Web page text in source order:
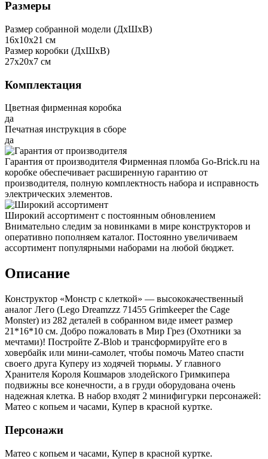
Размеры
Размер собранной модели (ДxШxВ)
16x10x21 см
Размер коробки (ДxШxВ)
27x20x7 см
Комплектация
Цветная фирменная коробка
да
Печатная инструкция в сборе
да
Гарантия от производителя Фирменная пломба Go-Brick.ru на
коробке обеспечивает расширенную гарантию от
производителя, полную комплектность набора и исправность
электрических элементов.
Широкий ассортимент с постоянным обновлением
Внимательно следим за новинками в мире конструкторов и
оперативно пополняем каталог. Постоянно увеличиваем
ассортимент популярными наборами на любой бюджет.
Описание
Конструктор «Монстр с клеткой» — высококачественный
аналог Лего (Lego Dreamzzz 71455 Grimkeeper the Cage
Monster) из 282 деталей в собранном виде имеет размер
21*16*10 см. Добро пожаловать в Мир Грез (Охотники за
мечтами)! Постройте Z-Blob и трансформируйте его в
ховербайк или мини-самолет, чтобы помочь Матео спасти
своего друга Куперу из ходячей тюрьмы. У главного
Хранителя Короля Кошмаров злодейского Гримкипера
подвижны все конечности, а в груди оборудована очень
надежная клетка. В набор входят 2 минифигурки персонажей:
Матео с копьем и часами, Купер в красной куртке.
Персонажи
Матео с копьем и часами, Купер в красной куртке.